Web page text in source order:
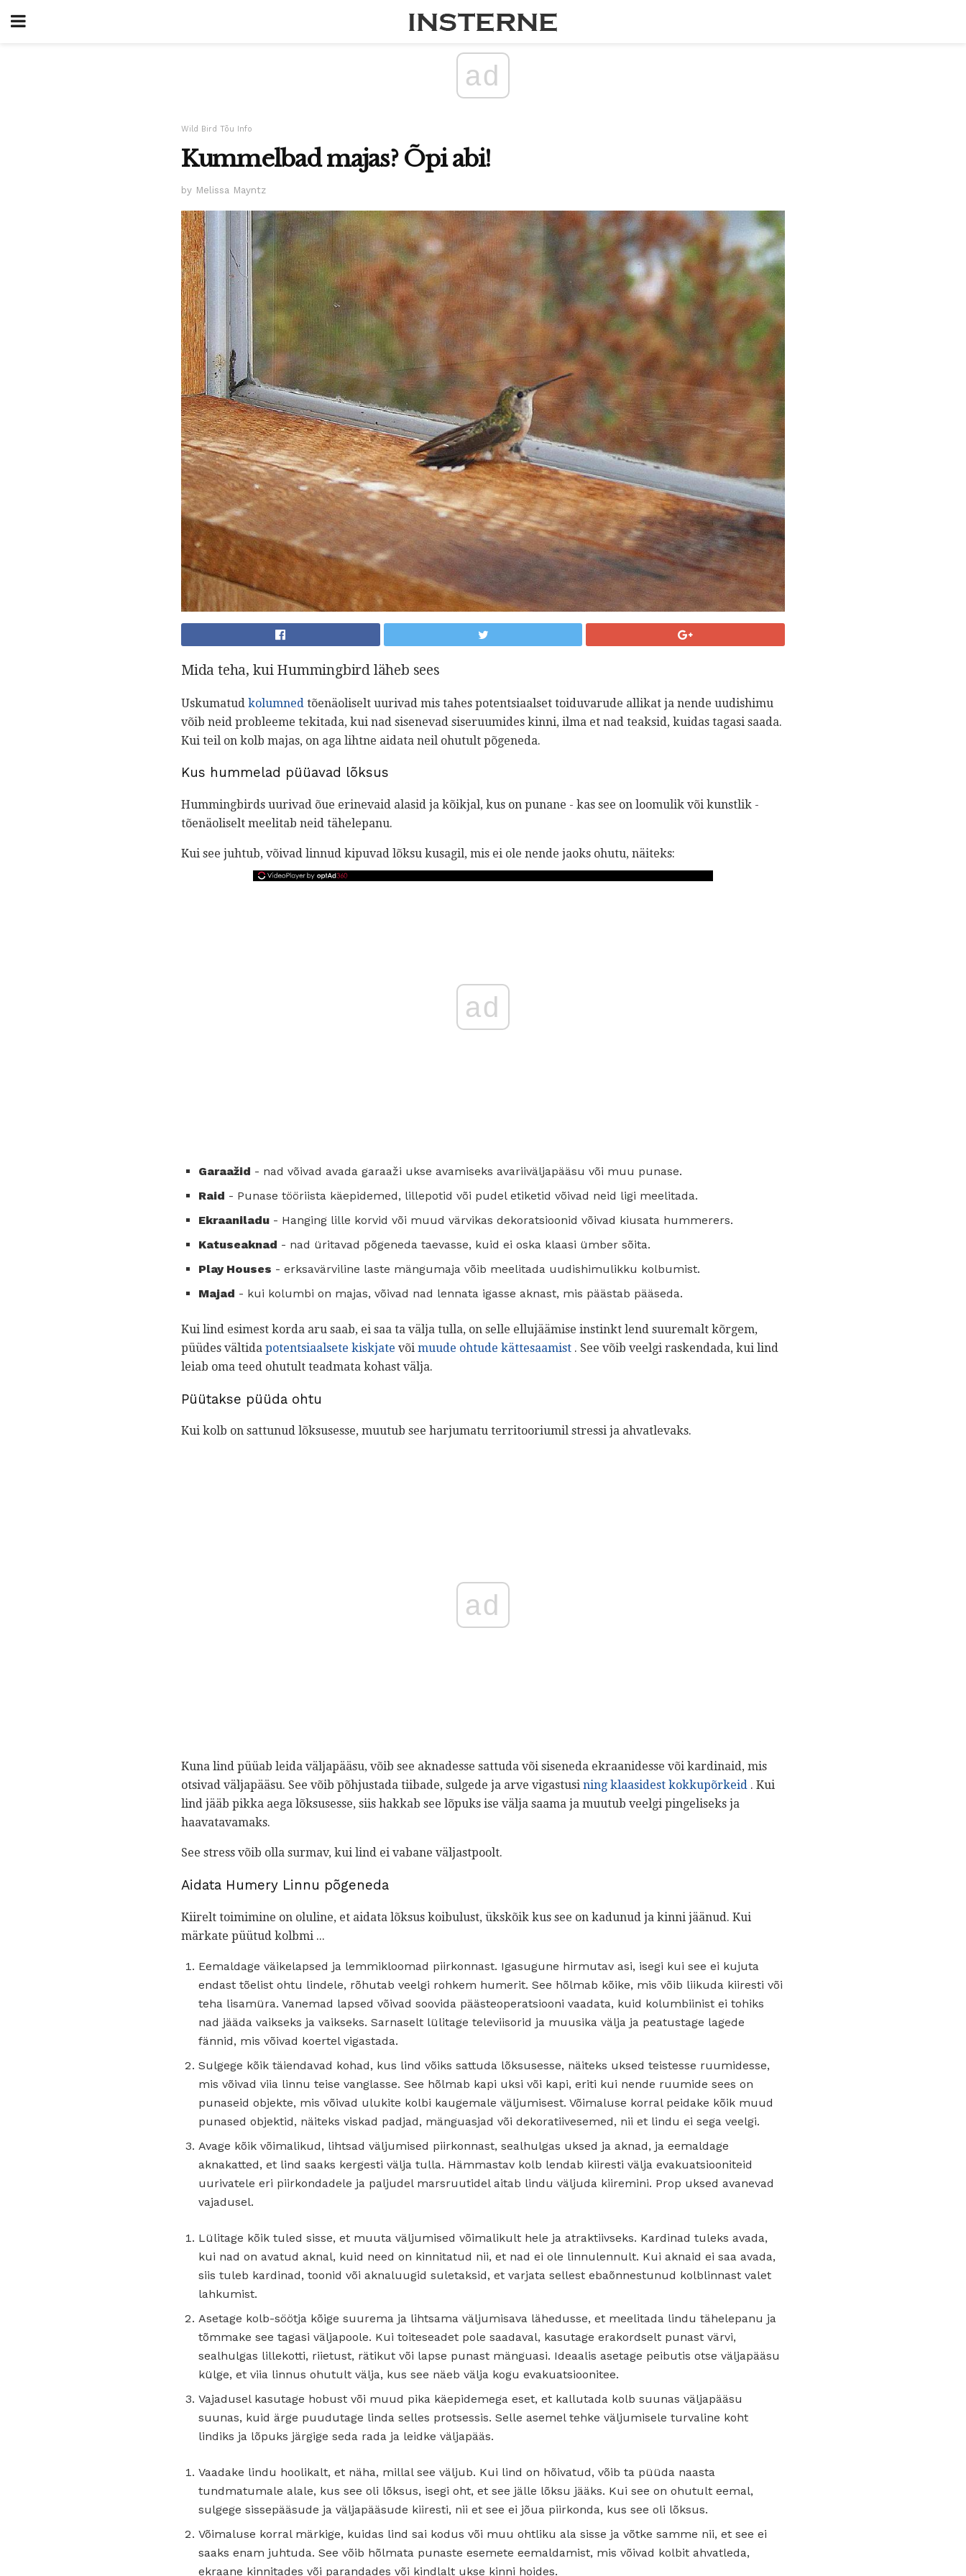
ad
Wild Bird Tõu Info
Kummelbad majas? Õpi abi!
by Melissa Mayntz
Mida teha, kui Hummingbird läheb sees
Uskumatud kolumned tõenäoliselt uurivad mis tahes potentsiaalset toiduvarude allikat ja nende uudishimu
võib neid probleeme tekitada, kui nad sisenevad siseruumides kinni, ilma et nad teaksid, kuidas tagasi saada.
Kui teil on kolb majas, on aga lihtne aidata neil ohutult põgeneda.
Kus hummelad püüavad lõksus
Hummingbirds uurivad õue erinevaid alasid ja kõikjal, kus on punane - kas see on loomulik või kunstlik -
tõenäoliselt meelitab neid tähelepanu.
Kui see juhtub, võivad linnud kipuvad lõksu kusagil, mis ei ole nende jaoks ohutu, näiteks:
ad
Garaažid - nad võivad avada garaaži ukse avamiseks avariiväljapääsu või muu punase.
Raid - Punase tööriista käepidemed, lillepotid või pudel etiketid võivad neid ligi meelitada.
Ekraaniladu - Hanging lille korvid või muud värvikas dekoratsioonid võivad kiusata hummerers.
Katuseaknad - nad üritavad põgeneda taevasse, kuid ei oska klaasi ümber sõita.
Play Houses - erksavärviline laste mängumaja võib meelitada uudishimulikku kolbumist.
Majad - kui kolumbi on majas, võivad nad lennata igasse aknast, mis päästab pääseda.
Kui lind esimest korda aru saab, ei saa ta välja tulla, on selle ellujäämise instinkt lend suuremalt kõrgem,
püüdes vältida potentsiaalsete kiskjate või muude ohtude kättesaamist . See võib veelgi raskendada, kui lind
leiab oma teed ohutult teadmata kohast välja.
Püütakse püüda ohtu
Kui kolb on sattunud lõksusesse, muutub see harjumatu territooriumil stressi ja ahvatlevaks.
ad
Kuna lind püüab leida väljapääsu, võib see aknadesse sattuda või siseneda ekraanidesse või kardinaid, mis
otsivad väljapääsu. See võib põhjustada tiibade, sulgede ja arve vigastusi ning klaasidest kokkupõrkeid . Kui
lind jääb pikka aega lõksusesse, siis hakkab see lõpuks ise välja saama ja muutub veelgi pingeliseks ja
haavatavamaks.
See stress võib olla surmav, kui lind ei vabane väljastpoolt.
Aidata Humery Linnu põgeneda
Kiirelt toimimine on oluline, et aidata lõksus koibulust, ükskõik kus see on kadunud ja kinni jäänud. Kui
märkate püütud kolbmi ...
Eemaldage väikelapsed ja lemmikloomad piirkonnast. Igasugune hirmutav asi, isegi kui see ei kujuta
endast tõelist ohtu lindele, rõhutab veelgi rohkem humerit. See hõlmab kõike, mis võib liikuda kiiresti või
teha lisamüra. Vanemad lapsed võivad soovida päästeoperatsiooni vaadata, kuid kolumbiinist ei tohiks
nad jääda vaikseks ja vaikseks. Sarnaselt lülitage televiisorid ja muusika välja ja peatustage lagede
fännid, mis võivad koertel vigastada.
Sulgege kõik täiendavad kohad, kus lind võiks sattuda lõksusesse, näiteks uksed teistesse ruumidesse,
mis võivad viia linnu teise vanglasse. See hõlmab kapi uksi või kapi, eriti kui nende ruumide sees on
punaseid objekte, mis võivad ulukite kolbi kaugemale väljumisest. Võimaluse korral peidake kõik muud
punased objektid, näiteks viskad padjad, mänguasjad või dekoratiivesemed, nii et lindu ei sega veelgi.
Avage kõik võimalikud, lihtsad väljumised piirkonnast, sealhulgas uksed ja aknad, ja eemaldage
aknakatted, et lind saaks kergesti välja tulla. Hämmastav kolb lendab kiiresti välja evakuatsiooniteid
uurivatele eri piirkondadele ja paljudel marsruutidel aitab lindu väljuda kiiremini. Prop uksed avanevad
vajadusel.
Lülitage kõik tuled sisse, et muuta väljumised võimalikult hele ja atraktiivseks. Kardinad tuleks avada,
kui nad on avatud aknal, kuid need on kinnitatud nii, et nad ei ole linnulennult. Kui aknaid ei saa avada,
siis tuleb kardinad, toonid või aknaluugid suletaksid, et varjata sellest ebaõnnestunud kolblinnast valet
lahkumist.
Asetage kolb-söötja kõige suurema ja lihtsama väljumisava lähedusse, et meelitada lindu tähelepanu ja
tõmmake see tagasi väljapoole. Kui toiteseadet pole saadaval, kasutage erakordselt punast värvi,
sealhulgas lillekotti, riietust, rätikut või lapse punast mänguasi. Ideaalis asetage peibutis otse väljapääsu
külge, et viia linnus ohutult välja, kus see näeb välja kogu evakuatsioonitee.
Vajadusel kasutage hobust või muud pika käepidemega eset, et kallutada kolb suunas väljapääsu
suunas, kuid ärge puudutage linda selles protsessis. Selle asemel tehke väljumisele turvaline koht
lindiks ja lõpuks järgige seda rada ja leidke väljapääs.
Vaadake lindu hoolikalt, et näha, millal see väljub. Kui lind on hõivatud, võib ta püüda naasta
tundmatumale alale, kus see oli lõksus, isegi oht, et see jälle lõksu jääks. Kui see on ohutult eemal,
sulgege sissepääsude ja väljapääsude kiiresti, nii et see ei jõua piirkonda, kus see oli lõksus.
Võimaluse korral märkige, kuidas lind sai kodus või muu ohtliku ala sisse ja võtke samme nii, et see ei
saaks enam juhtuda. See võib hõlmata punaste esemete eemaldamist, mis võivad kolbit ahvatleda,
ekraane kinnitades või parandades või kindlalt ukse kinni hoides.